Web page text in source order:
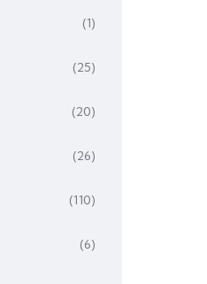
(1)
(25)
(20)
(26)
(110)
(6)